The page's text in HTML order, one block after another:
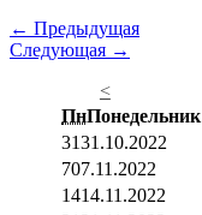
← Предыдущая
Следующая →
<
ПнПонедельник
3131.10.2022
707.11.2022
1414.11.2022